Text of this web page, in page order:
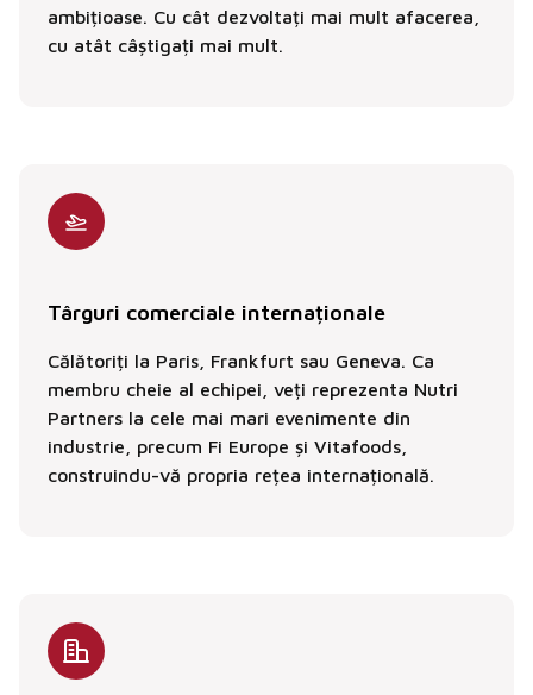
ambițioase. Cu cât dezvoltați mai mult afacerea,
cu atât câștigați mai mult.
Târguri comerciale internaționale
Călătoriți la Paris, Frankfurt sau Geneva. Ca
membru cheie al echipei, veți reprezenta Nutri
Partners la cele mai mari evenimente din
industrie, precum Fi Europe și Vitafoods,
construindu-vă propria rețea internațională.